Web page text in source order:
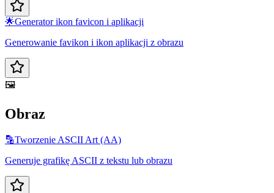
🌟Generator ikon favicon i aplikacji
Generowanie favikon i ikon aplikacji z obrazu
🖼️
Obraz
🔡Tworzenie ASCII Art (AA)
Generuje grafikę ASCII z tekstu lub obrazu